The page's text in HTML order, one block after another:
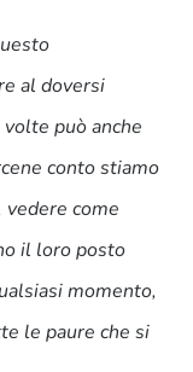
al doversi
può anche
conto stiamo
vedere come
il loro posto
momento,
le paure che si